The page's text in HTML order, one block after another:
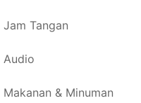
Jam Tangan
Audio
Makanan & Minuman